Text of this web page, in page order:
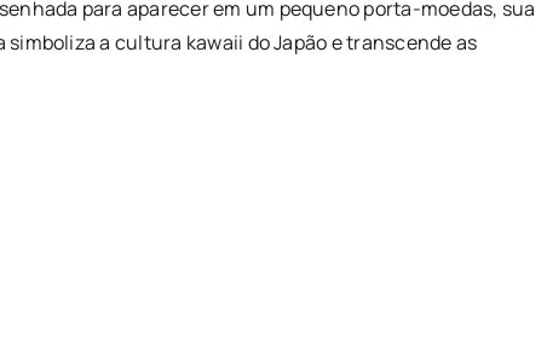
para aparecer em um pequeno porta-moedas, sua
a cultura kawaii do Japão e transcende as